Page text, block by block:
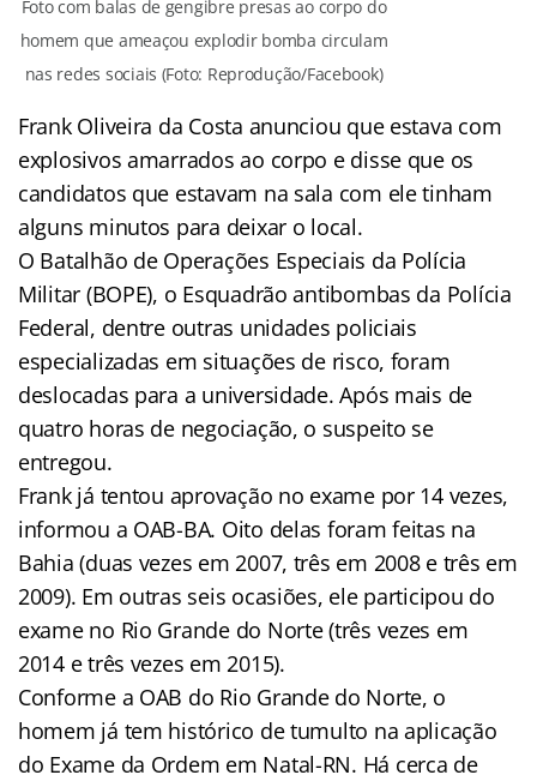
Foto com balas de gengibre presas ao corpo do
homem que ameaçou explodir bomba circulam
nas redes sociais (Foto: Reprodução/Facebook)
Frank Oliveira da Costa anunciou que estava com
explosivos amarrados ao corpo e disse que os
candidatos que estavam na sala com ele tinham
alguns minutos para deixar o local.
O Batalhão de Operações Especiais da Polícia
Militar (BOPE), o Esquadrão antibombas da Polícia
Federal, dentre outras unidades policiais
especializadas em situações de risco, foram
deslocadas para a universidade. Após mais de
quatro horas de negociação, o suspeito se
entregou.
Frank já tentou aprovação no exame por 14 vezes,
informou a OAB-BA. Oito delas foram feitas na
Bahia (duas vezes em 2007, três em 2008 e três em
2009). Em outras seis ocasiões, ele participou do
exame no Rio Grande do Norte (três vezes em
2014 e três vezes em 2015).
Conforme a OAB do Rio Grande do Norte, o
homem já tem histórico de tumulto na aplicação
do Exame da Ordem em Natal-RN. Há cerca de